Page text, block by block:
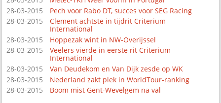
28-03-2015
Pech voor Rabo DT, succes voor SEG Racing
28-03-2015
Clement achtste in tijdrit Criterium
International
28-03-2015
Hoppezak wint in NW-Overijssel
28-03-2015
Veelers vierde in eerste rit Criterium
International
28-03-2015
Van Deudekom en Van Dijk zesde op WK
28-03-2015
Nederland zakt plek in WorldTour-ranking
28-03-2015
Boom mist Gent-Wevelgem na val